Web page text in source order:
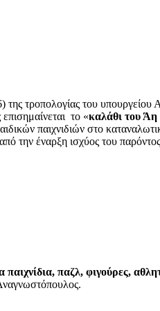
τροπολογίας του υπουργείου
το «καλάθι του
παιχνιδιών στο
έναρξη ισχύος του
παζλ, φιγούρες,